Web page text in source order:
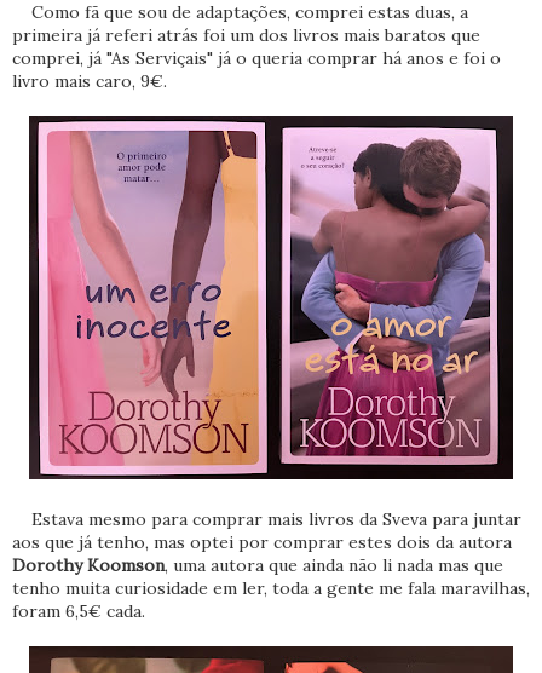
Como fã que sou de adaptações, comprei estas duas, a
primeira já referi atrás foi um dos livros mais baratos que
comprei, já "As Serviçais" já o queria comprar há anos e foi o
livro mais caro, 9€.
Estava mesmo para comprar mais livros da Sveva para juntar
aos que já tenho, mas optei por comprar estes dois da autora
Dorothy Koomson, uma autora que ainda não li nada mas que
tenho muita curiosidade em ler, toda a gente me fala maravilhas,
foram 6,5€ cada.